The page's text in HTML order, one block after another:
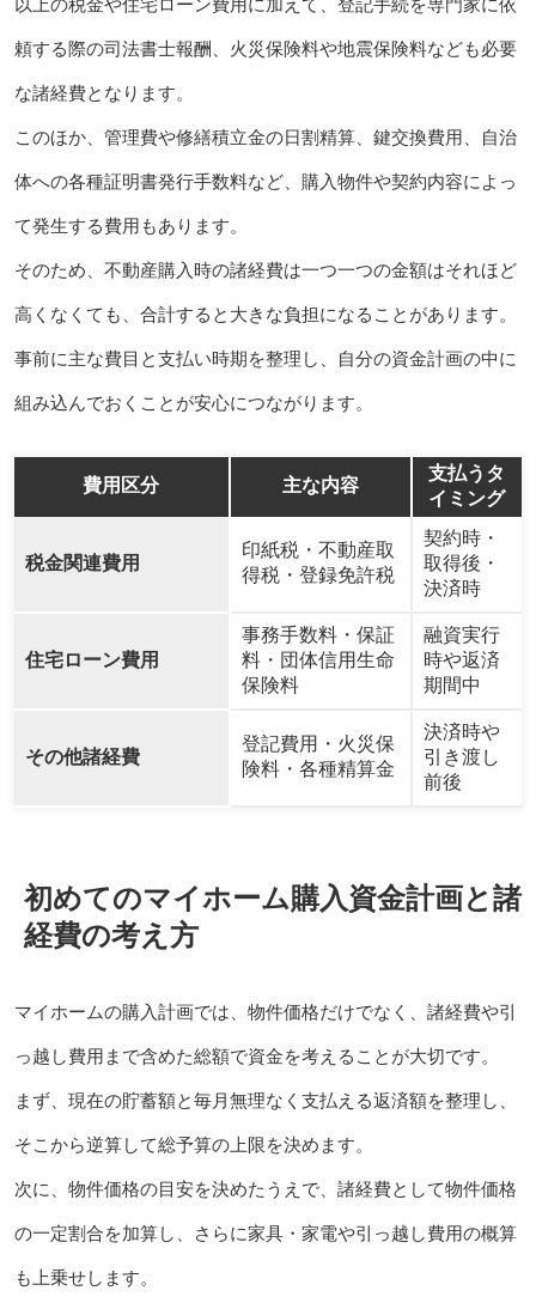
以上の税金や住宅ローン費用に加えて、登記手続を専門家に依
頼する際の司法書士報酬、火災保険料や地震保険料なども必要
な諸経費となります。
このほか、管理費や修繕積立金の日割精算、鍵交換費用、自治
体への各種証明書発行手数料など、購入物件や契約内容によっ
て発生する費用もあります。
そのため、不動産購入時の諸経費は一つ一つの金額はそれほど
高くなくても、合計すると大きな負担になることがあります。
事前に主な費目と支払い時期を整理し、自分の資金計画の中に
組み込んでおくことが安心につながります。
費用区分 主な内容
支払うタ
イミング
税金関連費用
印紙税・不動産取
得税・登録免許税
契約時・
取得後・
決済時
住宅ローン費用
事務手数料・保証
料・団体信用生命
保険料
融資実行
時や返済
期間中
その他諸経費
登記費用・火災保
険料・各種精算金
決済時や
引き渡し
前後
初めてのマイホーム購入資金計画と諸
経費の考え方
マイホームの購入計画では、物件価格だけでなく、諸経費や引
っ越し費用まで含めた総額で資金を考えることが大切です。
まず、現在の貯蓄額と毎月無理なく支払える返済額を整理し、
そこから逆算して総予算の上限を決めます。
次に、物件価格の目安を決めたうえで、諸経費として物件価格
の一定割合を加算し、さらに家具・家電や引っ越し費用の概算
も上乗せします。